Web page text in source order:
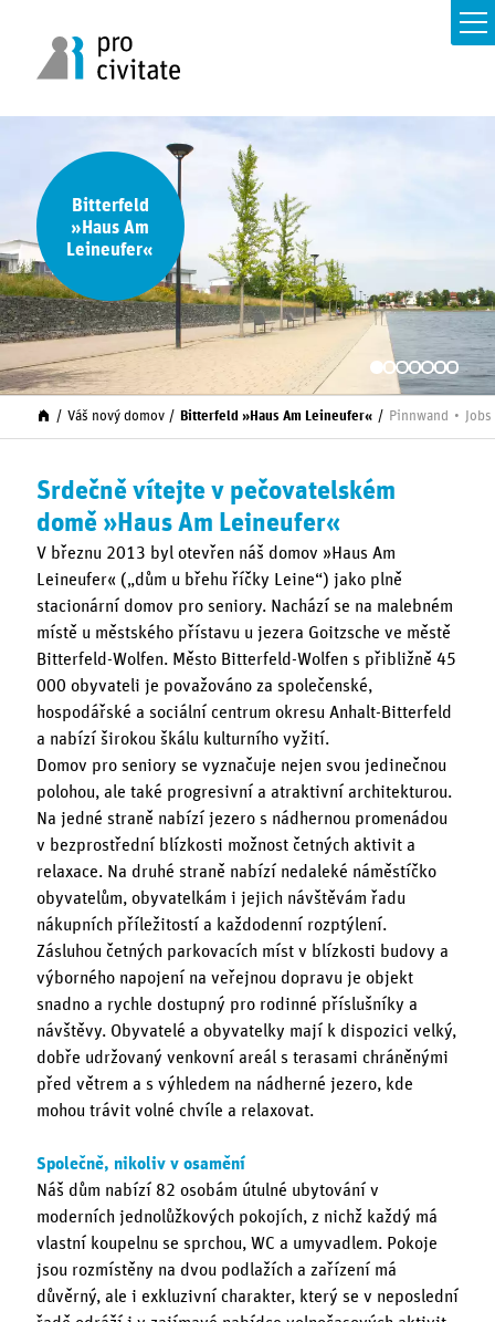
Bitterfeld
»Haus Am
Leineufer«
Váš nový domov Bitterfeld »Haus Am Leineufer« Pinnwand Jobs
Srdečně vítejte v pečovatelském
domě »Haus Am Leineufer«
V březnu 2013 byl otevřen náš domov »Haus Am
Leineufer« („dům u břehu říčky Leine“) jako plně
stacionární domov pro seniory. Nachází se na malebném
místě u městského přístavu u jezera Goitzsche ve městě
Bitterfeld-Wolfen. Město Bitterfeld-Wolfen s přibližně 45
000 obyvateli je považováno za společenské,
hospodářské a sociální centrum okresu Anhalt-Bitterfeld
a nabízí širokou škálu kulturního vyžití.
Domov pro seniory se vyznačuje nejen svou jedinečnou
polohou, ale také progresivní a atraktivní architekturou.
Na jedné straně nabízí jezero s nádhernou promenádou
v bezprostřední blízkosti možnost četných aktivit a
relaxace. Na druhé straně nabízí nedaleké náměstíčko
obyvatelům, obyvatelkám i jejich návštěvám řadu
nákupních příležitostí a každodenní rozptýlení.
Zásluhou četných parkovacích míst v blízkosti budovy a
výborného napojení na veřejnou dopravu je objekt
snadno a rychle dostupný pro rodinné příslušníky a
návštěvy. Obyvatelé a obyvatelky mají k dispozici velký,
dobře udržovaný venkovní areál s terasami chráněnými
před větrem a s výhledem na nádherné jezero, kde
mohou trávit volné chvíle a relaxovat.
Společně, nikoliv v osamění
Náš dům nabízí 82 osobám útulné ubytování v
moderních jednolůžkových pokojích, z nichž každý má
vlastní koupelnu se sprchou, WC a umyvadlem. Pokoje
jsou rozmístěny na dvou podlažích a zařízení má
důvěrný, ale i exkluzivní charakter, který se v neposlední